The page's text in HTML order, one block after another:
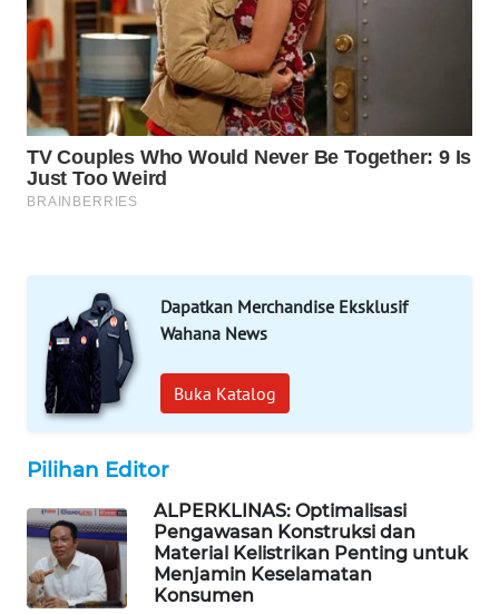
Dapatkan Merchandise Eksklusif
Wahana News
Buka Katalog
Pilihan Editor
ALPERKLINAS: Optimalisasi
Pengawasan Konstruksi dan
Material Kelistrikan Penting untuk
Menjamin Keselamatan
Konsumen
NEWS
JURNAL
MARITIM
HUMBANG
NEWS
NEWS
FISUELRI
ID
ENERGI
NEWS
NEWS
BERKAT
NEWS